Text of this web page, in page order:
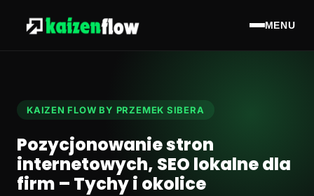
MENU
KAIZEN FLOW BY PRZEMEK SIBERA
Pozycjonowanie stron
internetowych, SEO lokalne dla
firm – Tychy i okolice